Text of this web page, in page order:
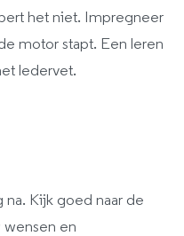
het niet. Impregneer
motor stapt. Een leren
ledervet.
na. Kijk goed naar de
wensen en